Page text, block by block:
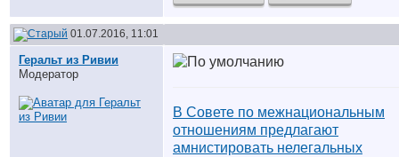
01.07.2016, 11:01
Геральт из Ривии
Модератор
В Совете по межнациональным
отношениям предлагают
амнистировать нелегальных